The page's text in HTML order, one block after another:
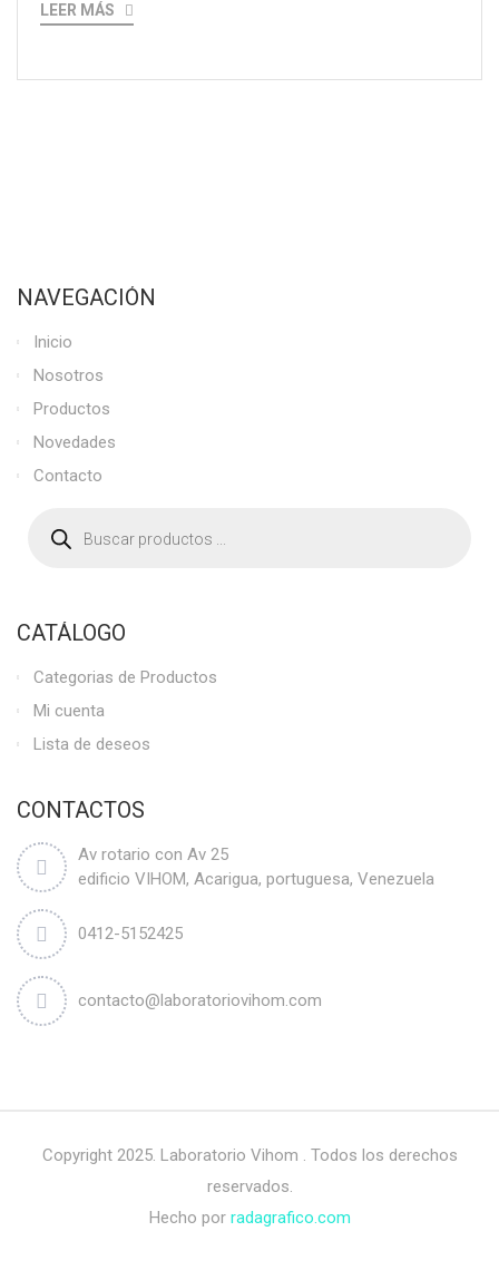
LEER MÁS
NAVEGACIÓN
Inicio
Nosotros
Productos
Novedades
Contacto
CATÁLOGO
Categorias de Productos
Mi cuenta
Lista de deseos
CONTACTOS
Av rotario con Av 25
edificio VIHOM, Acarigua, portuguesa, Venezuela
0412-5152425
contacto@laboratoriovihom.com
Copyright 2025. Laboratorio Vihom . Todos los derechos
reservados.
Hecho por radagrafico.com